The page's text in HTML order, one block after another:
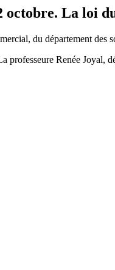
La loi
du département
professeure Renée Joyal,